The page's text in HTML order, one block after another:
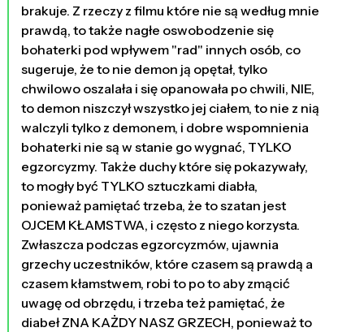
brakuje. Z rzeczy z filmu które nie są według mnie
prawdą, to także nagłe oswobodzenie się
bohaterki pod wpływem "rad" innych osób, co
sugeruje, że to nie demon ją opętał, tylko
chwilowo oszalała i się opanowała po chwili, NIE,
to demon niszczył wszystko jej ciałem, to nie z nią
walczyli tylko z demonem, i dobre wspomnienia
bohaterki nie są w stanie go wygnać, TYLKO
egzorcyzmy. Także duchy które się pokazywały,
to mogły być TYLKO sztuczkami diabła,
ponieważ pamiętać trzeba, że to szatan jest
OJCEM KŁAMSTWA, i często z niego korzysta.
Zwłaszcza podczas egzorcyzmów, ujawnia
grzechy uczestników, które czasem są prawdą a
czasem kłamstwem, robi to po to aby zmącić
uwagę od obrzędu, i trzeba też pamiętać, że
diabeł ZNA KAŻDY NASZ GRZECH, ponieważ to